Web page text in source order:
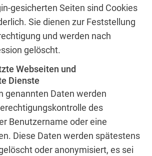
gesicherten Seiten sind Cookies
Sie dienen zur Feststellung
und werden nach
gelöscht.
Webseiten und
Dienste
genannten Daten werden
des
Benutzername oder eine
Diese Daten werden spätestens
oder anonymisiert, es sei